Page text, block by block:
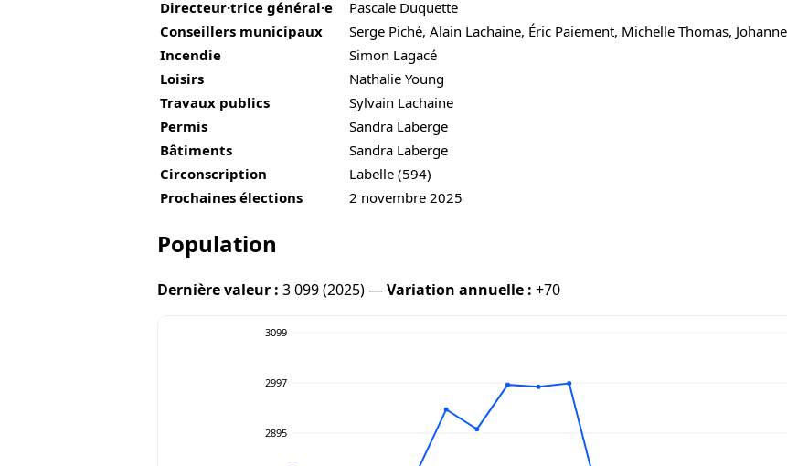
Directeur·trice général·e
Pascale Duquette
Conseillers municipaux
Serge Piché, Alain Lachaine, Éric Paiement, Michelle Thomas,
Incendie
Simon Lagacé
Loisirs
Nathalie Young
Travaux publics
Sylvain Lachaine
Permis
Sandra Laberge
Bâtiments
Sandra Laberge
Circonscription
Labelle (594)
Prochaines élections
2 novembre 2025
Population
Dernière valeur : 3 099 (2025) —Variation annuelle : +70
3099
2997
2895